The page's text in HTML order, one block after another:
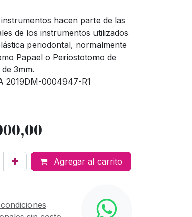
hacen parte de las
de los instrumentos utilizados
periodontal, normalmente
Papael o Periostotomo de
3mm.
2019DM-0004947-R1
Agregar al carrito